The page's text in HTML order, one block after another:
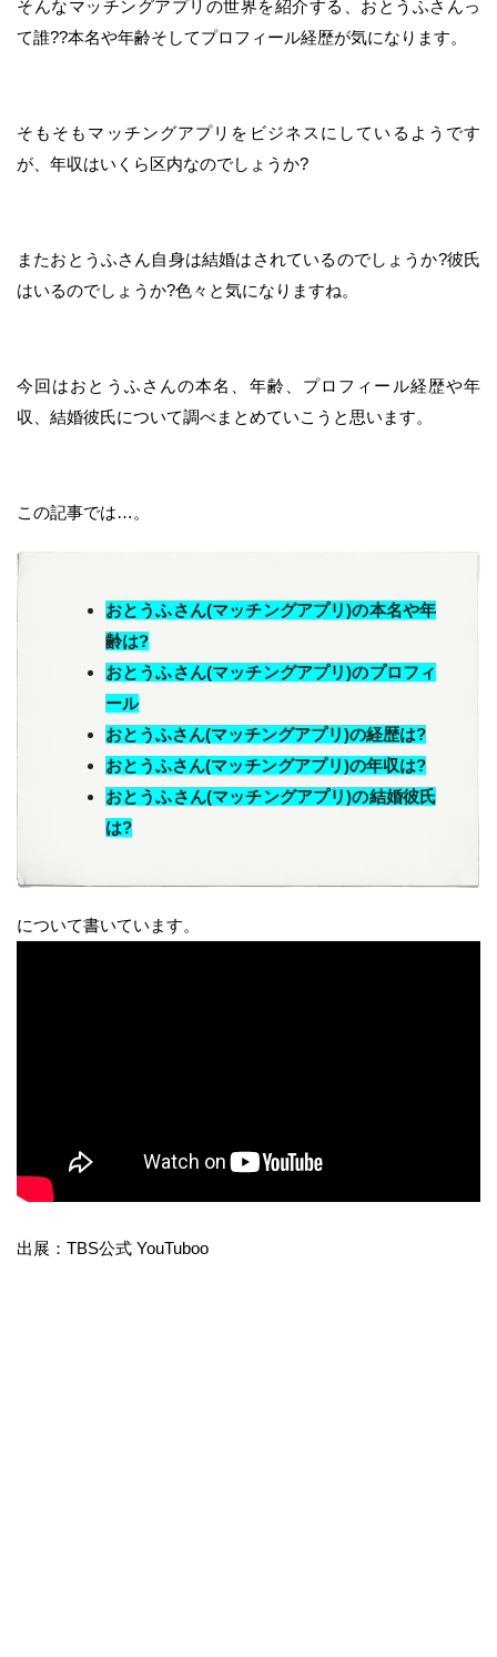
そんなマッチングアプリの世界を紹介する、おとうふさんっ
て誰??本名や年齢そしてプロフィール経歴が気になります。
そもそもマッチングアプリをビジネスにしているようです
が、年収はいくら区内なのでしょうか?
またおとうふさん自身は結婚はされているのでしょうか?彼氏
はいるのでしょうか?色々と気になりますね。
今回はおとうふさんの本名、年齢、プロフィール経歴や年
収、結婚彼氏について調べまとめていこうと思います。
この記事では…。
おとうふさん(マッチングアプリ)の本名や年
齢は?
おとうふさん(マッチングアプリ)のプロフィ
ール
おとうふさん(マッチングアプリ)の経歴は?
おとうふさん(マッチングアプリ)の年収は?
おとうふさん(マッチングアプリ)の結婚彼氏
は?
について書いています。
出展：TBS公式 YouTuboo